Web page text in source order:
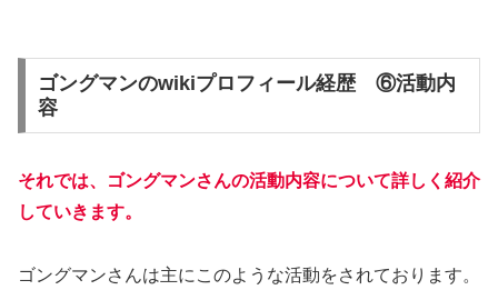
ゴングマンのwikiプロフィール経歴 ⑥活動内
容
それでは、ゴングマンさんの活動内容について詳しく紹介
していきます。
ゴングマンさんは主にこのような活動をされております。